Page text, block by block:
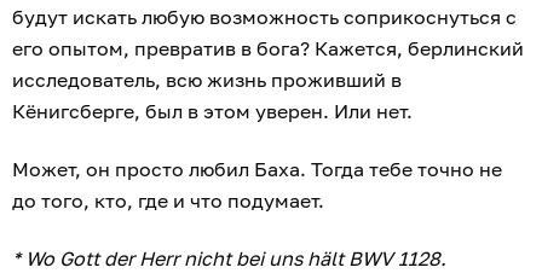
будут искать любую возможность соприкоснуться с
его опытом, превратив в бога? Кажется, берлинский
исследователь, всю жизнь проживший в
Кёнигсберге, был в этом уверен. Или нет.
Может, он просто любил Баха. Тогда тебе точно не
до того, кто, где и что подумает.
* Wo Gott der Herr nicht bei uns hält BWV 1128.